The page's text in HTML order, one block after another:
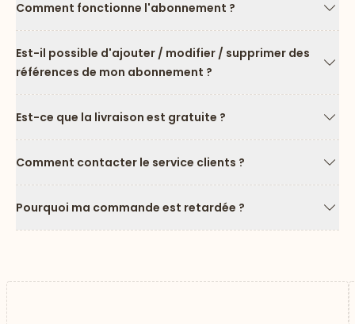
Comment fonctionne l'abonnement ?
Est-il possible d'ajouter / modifier / supprimer des
références de mon abonnement ?
Est-ce que la livraison est gratuite ?
Comment contacter le service clients ?
Pourquoi ma commande est retardée ?